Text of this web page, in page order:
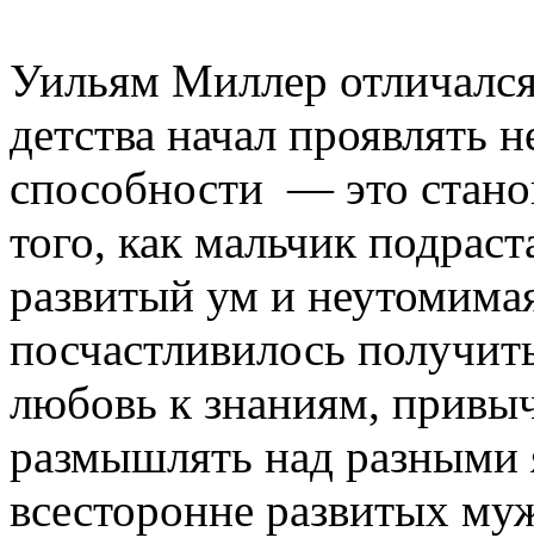
Уильям Миллер
детства начал проявлять
способности — это
того, как мальчик
развитый ум и
посчастливилось
любовь к знаниям,
размышлять над разными
всесторонне развитых